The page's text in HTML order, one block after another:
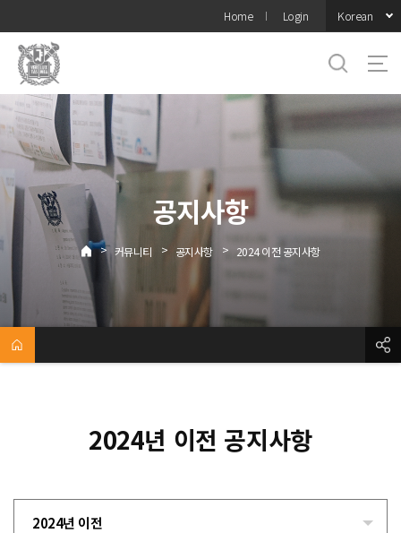
메뉴
Home Login Korean
공지사항
> 커뮤니티 > 공지사항 > 2024 이전 공지사항
2024년 이전 공지사항
2024년 이전